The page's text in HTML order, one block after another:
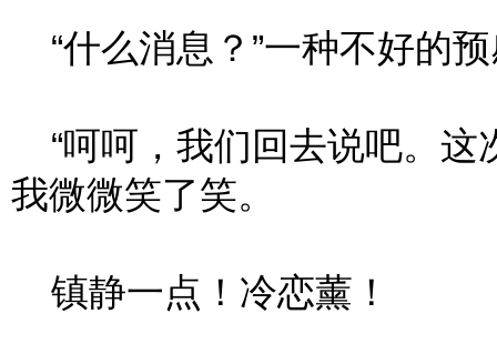
“什么消息？”一种不好的
“呵呵，我们回去说吧。这
我微微笑了笑。
镇静一点！冷恋薰！